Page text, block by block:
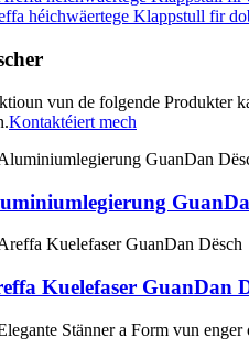
héichwäertege Klappstull fir
vun de folgende Produkter
Kontaktéiert mech
Kuelefaser GuanDan